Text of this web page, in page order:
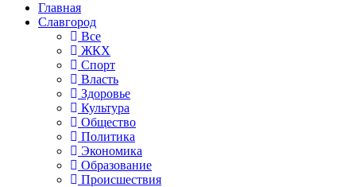
Главная
Славгород
Все
ЖКХ
Спорт
Власть
Здоровье
Культура
Общество
Политика
Экономика
Образование
Происшествия